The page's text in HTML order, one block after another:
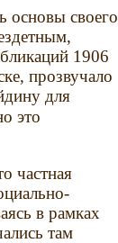
основы своего
1906
прозвучало
для
это
частная
в рамках
там